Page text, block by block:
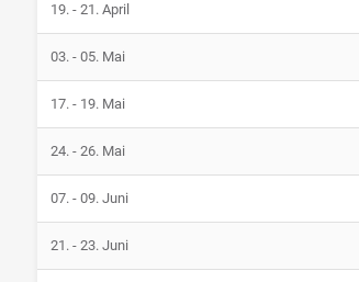
19. - 21. April
03. - 05. Mai
17. - 19. Mai
24. - 26. Mai
07. - 09. Juni
21. - 23. Juni